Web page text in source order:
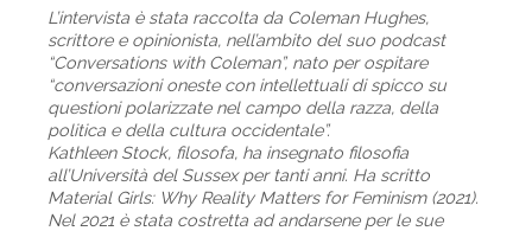
L’intervista è stata raccolta da Coleman Hughes,
scrittore e opinionista, nell’ambito del suo podcast
“Conversations with Coleman”, nato per ospitare
“conversazioni oneste con intellettuali di spicco su
questioni polarizzate nel campo della razza, della
politica e della cultura occidentale”.
Kathleen Stock, filosofa, ha insegnato filosofia
all’Università del Sussex per tanti anni. Ha scritto
Material Girls: Why Reality Matters for Feminism (2021).
Nel 2021 è stata costretta ad andarsene per le sue